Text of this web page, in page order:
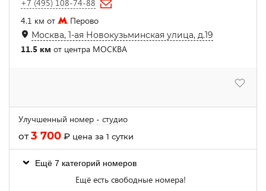
+7 (495) 108-74-88
4.1 км от
Перово
Москва, 1-ая Новокузьминская улица, д.19
11.5 км от центра МОСКВА
Улучшенный номер - студио
от3 700 ₽ цена за 1 сутки
Ещё 7 категорий номеров
Ещё есть свободные номера!